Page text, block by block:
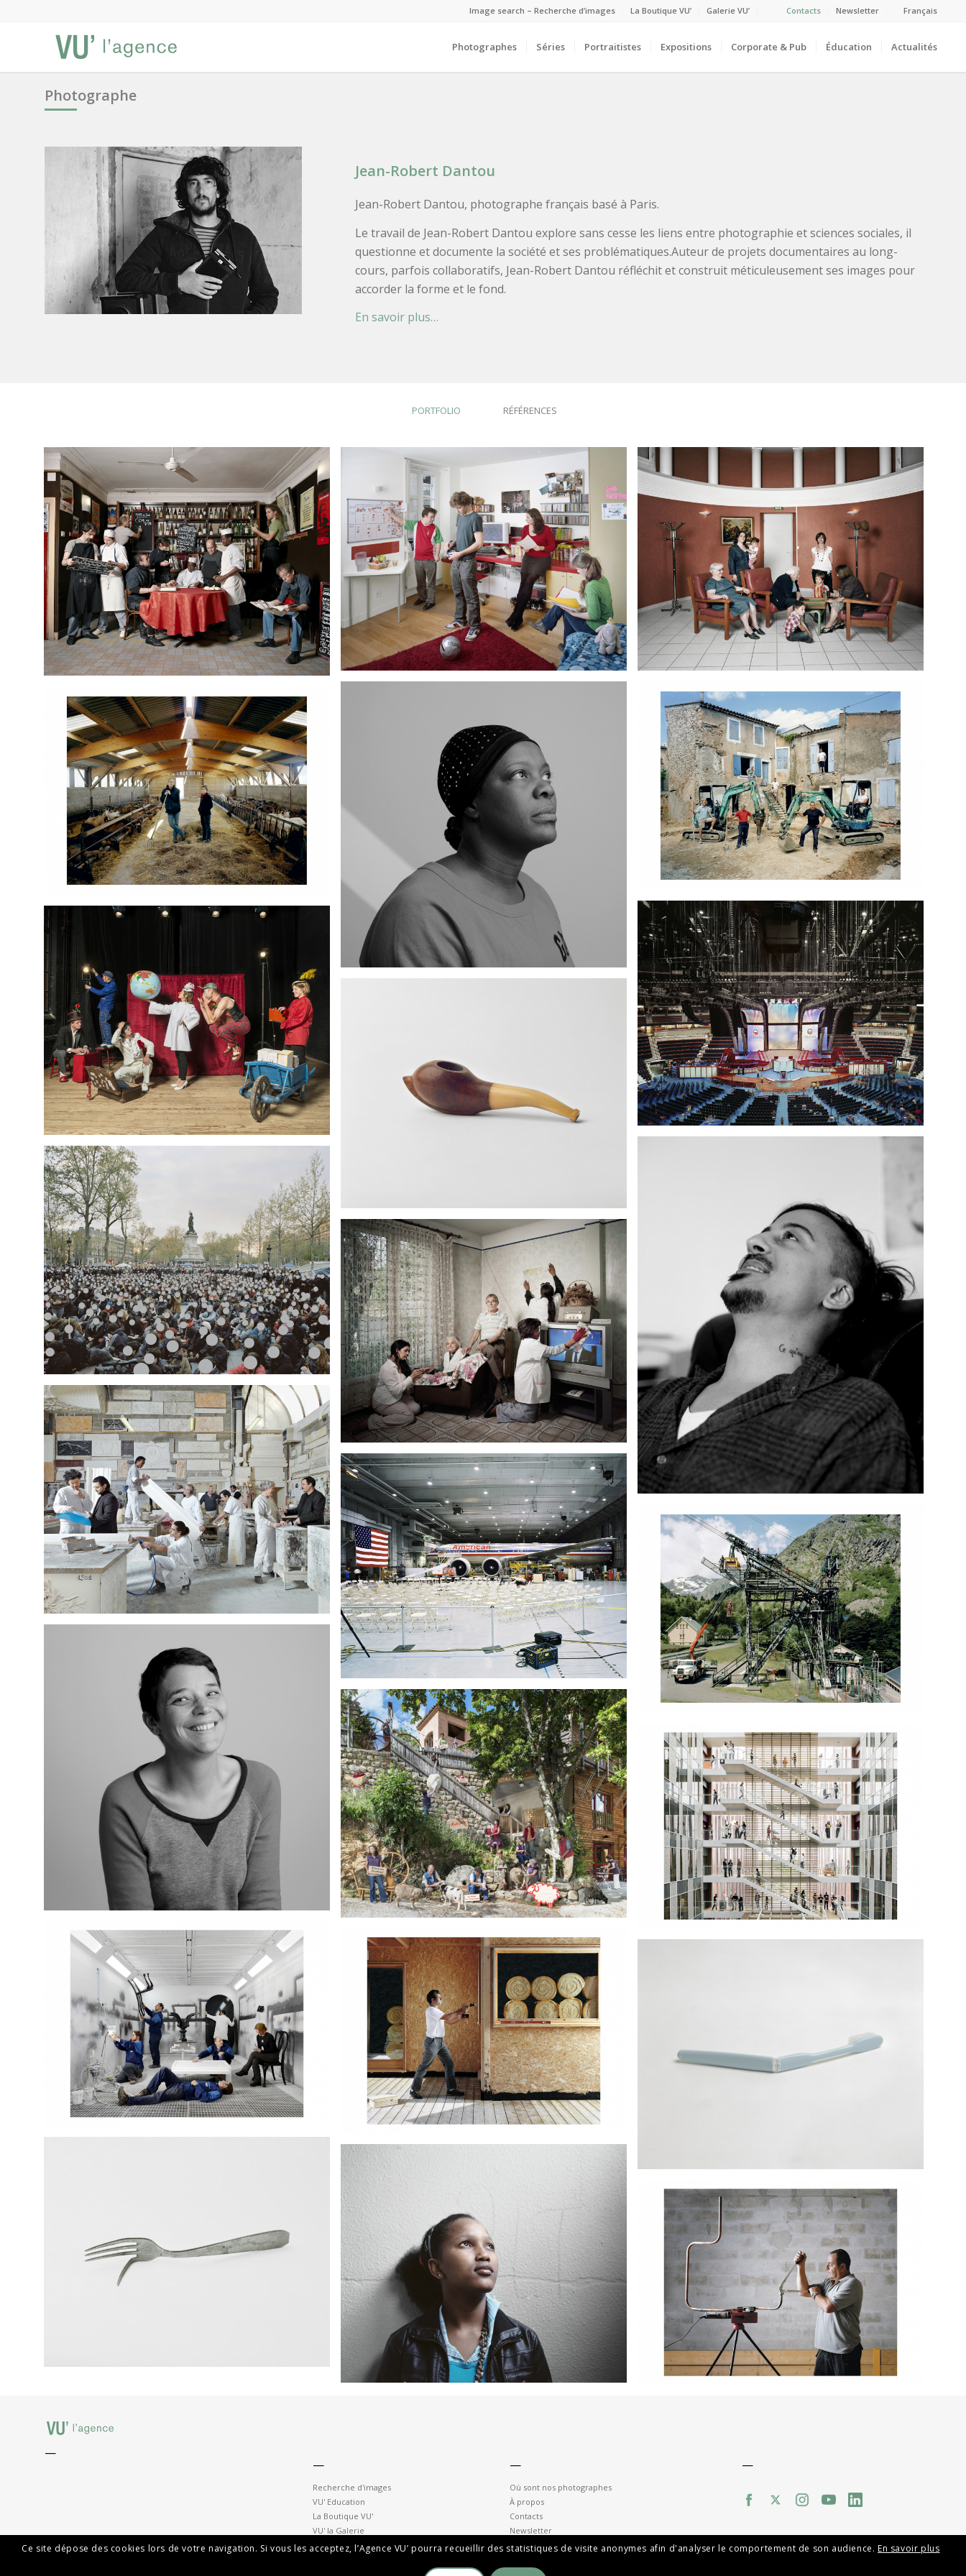
Image search – Recherche d’images La Boutique VU’ Galerie VU’ Contacts Newsletter Français
Photographes Séries Portraitistes Expositions Corporate & Pub Éducation Actualités
Photographe
Jean-Robert Dantou
Jean-Robert Dantou, photographe français basé à Paris.
Le travail de Jean-Robert Dantou explore sans cesse les liens entre photographie et sciences sociales, il
questionne et documente la société et ses problématiques.Auteur de projets documentaires au long-
cours, parfois collaboratifs, Jean-Robert Dantou réfléchit et construit méticuleusement ses images pour
accorder la forme et le fond.
En savoir plus…
PORTFOLIO RÉFÉRENCES
—
—
Recherche d'images
VU' Education
La Boutique VU'
VU' la Galerie
—
Où sont nos photographes
À propos
Contacts
Newsletter
—
Ce site dépose des cookies lors de votre navigation. Si vous les acceptez, l’Agence VU’ pourra recueillir des statistiques de visite anonymes afin d'analyser le comportement de son audience.En savoir plus